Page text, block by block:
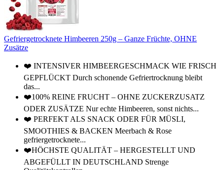
Gefriergetrocknete Himbeeren 250g – Ganze Früchte, OHNE
Zusätze
❤️ INTENSIVER HIMBEERGESCHMACK WIE FRISCH
GEPFLÜCKT Durch schonende Gefriertrocknung bleibt
das...
❤️100% REINE FRUCHT – OHNE ZUCKERZUSATZ
ODER ZUSÄTZE Nur echte Himbeeren, sonst nichts...
❤️ PERFEKT ALS SNACK ODER FÜR MÜSLI,
SMOOTHIES & BACKEN Meerbach & Rose
gefriergetrocknete...
❤️HÖCHSTE QUALITÄT – HERGESTELLT UND
ABGEFÜLLT IN DEUTSCHLAND Strenge